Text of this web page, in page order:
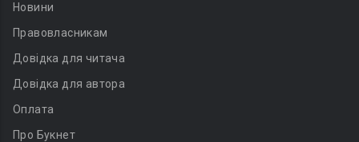
Новини
Правовласникам
Довідка для читача
Довідка для автора
Оплата
Про Букнет